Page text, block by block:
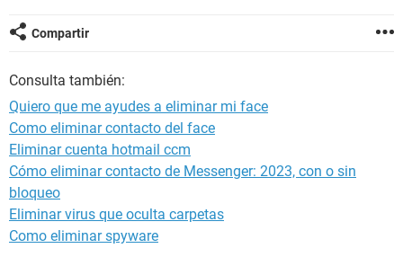
Compartir
Consulta también:
Quiero que me ayudes a eliminar mi face
Como eliminar contacto del face
Eliminar cuenta hotmail ccm
Cómo eliminar contacto de Messenger: 2023, con o sin
bloqueo
Eliminar virus que oculta carpetas
Como eliminar spyware